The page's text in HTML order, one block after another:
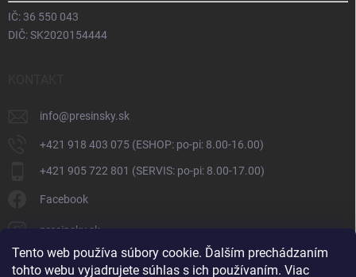
Tento web používa súbory cookie. Ďalším prechádzaním
tohto webu vyjadrujete súhlas s ich používaním. Viac
IČ: 36 550 043
DIČ: SK2020154444
info@presinsky.sk
+421 918 403 075 (ESHOP: po-pi: 8.00-16.00)
+421 905 722 801 (SERVIS: po-pi: 8.00-17.00)
Facebook
presinsky.sk